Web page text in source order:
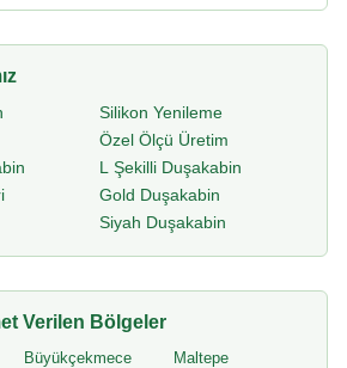
Silikon Yenileme
Özel Ölçü Üretim
L Şekilli Duşakabin
Gold Duşakabin
Siyah Duşakabin
Verilen Bölgeler
Büyükçekmece
Maltepe